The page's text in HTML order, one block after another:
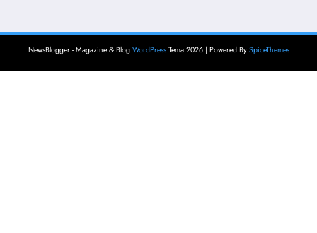
NewsBlogger - Magazine & Blog WordPressTema 2026 | Powered By SpiceThemes